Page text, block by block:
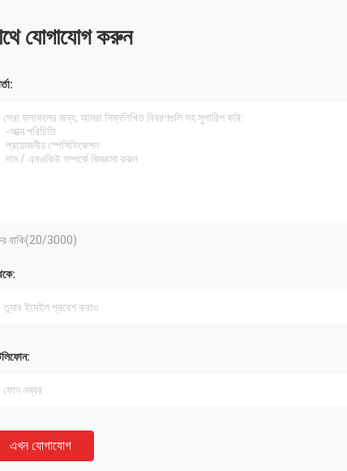
যোগাযোগ করুন
বাকি(20/3000)
এখন যোগাযোগ